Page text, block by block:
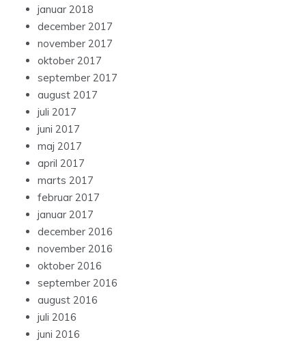
januar 2018
december 2017
november 2017
oktober 2017
september 2017
august 2017
juli 2017
juni 2017
maj 2017
april 2017
marts 2017
februar 2017
januar 2017
december 2016
november 2016
oktober 2016
september 2016
august 2016
juli 2016
juni 2016